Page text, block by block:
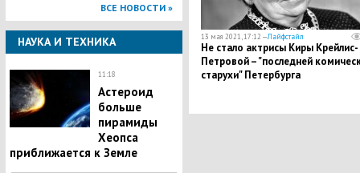
ВСЕ НОВОСТИ »
НАУКА И ТЕХНИКА
11:18
Астероид
больше
пирамиды
Хеопса
приближается к Земле
13 мая 2021, 17:12 —Лайфстайл
Не стало актрисы Киры Крейлис-
Петровой – "последней
старухи" Петербурга